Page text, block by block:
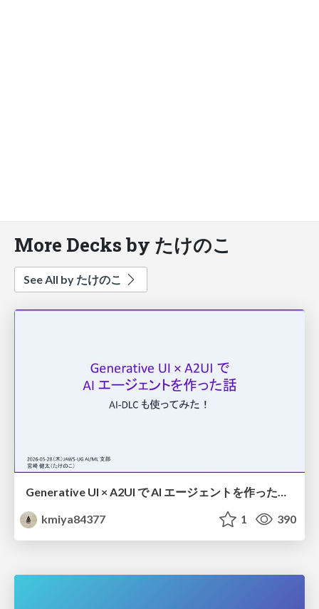
More Decks by たけのこ
See All by たけのこ
Generative UI × A2UI で AI エージェントを作った話 AI-DLC も使ってみた！
kmiya84377
1 390